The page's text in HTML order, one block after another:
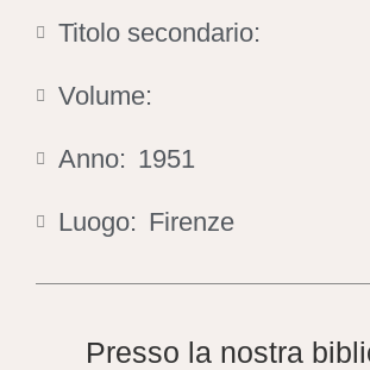
Titolo secondario:
Volume:
Anno: 1951
Luogo: Firenze
Presso la nostra